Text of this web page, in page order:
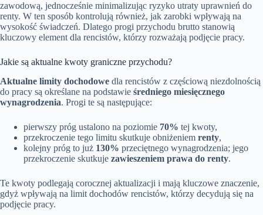
zawodową, jednocześnie minimalizując ryzyko utraty uprawnień do
renty. W ten sposób kontrolują również, jak zarobki wpływają na
wysokość świadczeń. Dlatego progi przychodu brutto stanowią
kluczowy element dla rencistów, którzy rozważają podjęcie pracy.
Jakie są aktualne kwoty graniczne przychodu?
Aktualne limity dochodowe dla rencistów z częściową niezdolnością
do pracy są określane na podstawie średniego miesięcznego
wynagrodzenia. Progi te są następujące:
pierwszy próg ustalono na poziomie 70% tej kwoty,
przekroczenie tego limitu skutkuje obniżeniem renty,
kolejny próg to już 130% przeciętnego wynagrodzenia; jego
przekroczenie skutkuje zawieszeniem prawa do renty.
Te kwoty podlegają corocznej aktualizacji i mają kluczowe znaczenie,
gdyż wpływają na limit dochodów rencistów, którzy decydują się na
podjęcie pracy.